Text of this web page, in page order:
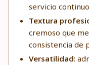
servicio
Textura
cremoso que
consistencia de
Versatilidad: